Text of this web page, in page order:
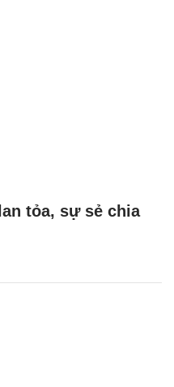
tỏa, sự sẻ chia